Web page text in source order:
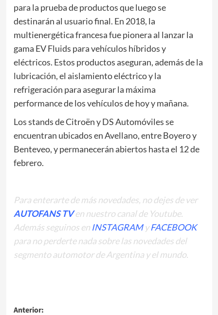
para la prueba de productos que luego se
destinarán al usuario final. En 2018, la
multienergética francesa fue pionera al lanzar la
gama EV Fluids para vehículos híbridos y
eléctricos. Estos productos aseguran, además de la
lubricación, el aislamiento eléctrico y la
refrigeración para asegurar la máxima
performance de los vehículos de hoy y mañana.
Los stands de Citroën y DS Automóviles se
encuentran ubicados en Avellano, entre Boyero y
Benteveo, y permanecerán abiertos hasta el 12 de
febrero.
Para enterarte de más novedades, no dejes de ver
AUTOFANS TVen nuestrocanal de Youtube.
Además seguinos en INSTAGRAM yFACEBOOK
para no perderte nada sobre las novedades del
segmento automotor de Argentina y el mundo.
Anterior: